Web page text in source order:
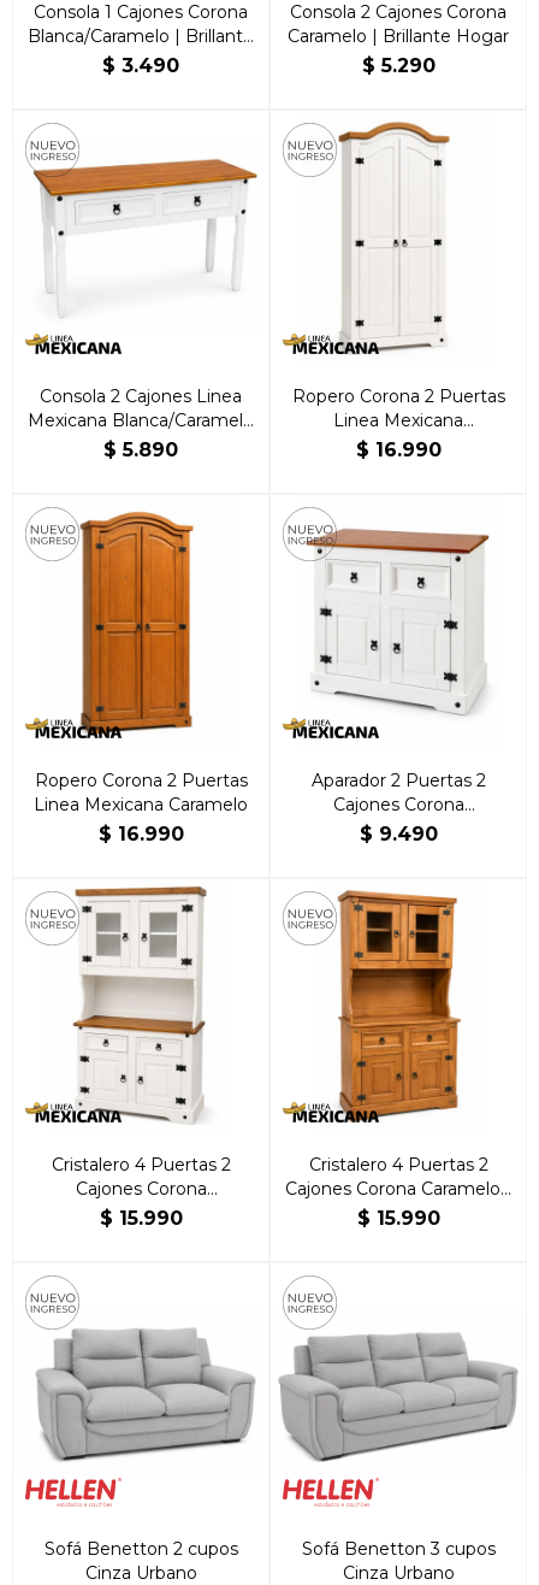
Consola 1 Cajones Corona
Blanca/Caramelo | Brillante
Hogar
$ 3.490
Consola 2 Cajones Corona
Caramelo | Brillante Hogar
$ 5.290
Consola 2 Cajones Linea
Mexicana Blanca/Caramelo
| Brillante Hogar
$ 5.890
Ropero Corona 2 Puertas
Linea Mexicana
Blanco/Caramelo
$ 16.990
Ropero Corona 2 Puertas
Linea Mexicana Caramelo
$ 16.990
Aparador 2 Puertas 2
Cajones Corona
Blanca/Caramelo | Brillante
$ 9.490
Cristalero 4 Puertas 2
Cajones Corona
Blanco/Caramelo | Brillante
$ 15.990
Cristalero 4 Puertas 2
Cajones Corona Caramelo |
Brillante Hogar
$ 15.990
Sofá Benetton 2 cupos
Cinza Urbano
Sofá Benetton 3 cupos
Cinza Urbano